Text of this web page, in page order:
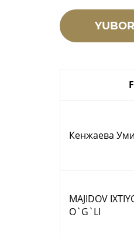
Кенжаева
MAJIDOV
O`G`LI